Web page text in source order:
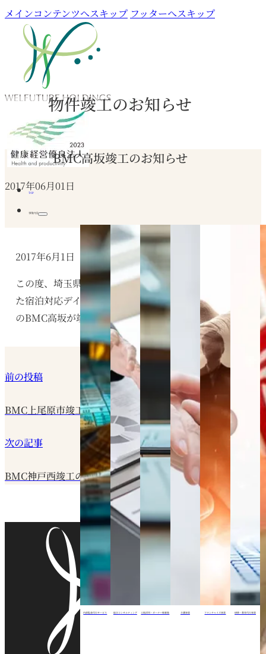
メインコンテンツへスキップ フッターへスキップ
TOP
事業内容
内部監査代行サービス 総合コンサルティング 土地活用・オーナー様募集 介護事業 フランチャイズ事業 研修・教育代行事業
物件竣工のお知らせ
BMC高坂竣工のお知らせ
2017年06月01日
2017年6月1日
この度、埼玉県東松山市宮鼻にて建築を進めていまし
た宿泊対応デイサービスのブルーミングケアシリーズ
のBMC高坂が竣工しましたことをお知らせします。
前の投稿
BMC上尾原市竣工のお知らせ
次の記事
BMC神戸西竣工のお知らせ